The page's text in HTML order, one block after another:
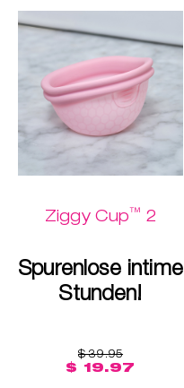
Ziggy Cup™ 2
Spurenlose intime
Stunden!
$ 39.95
$ 19.97